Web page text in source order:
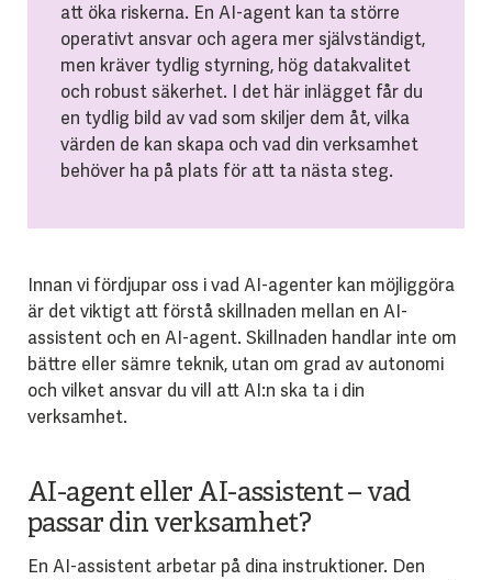
att öka riskerna. En AI-agent kan ta större
operativt ansvar och agera mer självständigt,
men kräver tydlig styrning, hög datakvalitet
och robust säkerhet. I det här inlägget får du
en tydlig bild av vad som skiljer dem åt, vilka
värden de kan skapa och vad din verksamhet
behöver ha på plats för att ta nästa steg.
Innan vi fördjupar oss i vad AI-agenter kan möjliggöra
är det viktigt att förstå skillnaden mellan en AI-
assistent och en AI-agent. Skillnaden handlar inte om
bättre eller sämre teknik, utan om grad av autonomi
och vilket ansvar du vill att AI:n ska ta i din
verksamhet.
AI-agent eller AI-assistent – vad
passar din verksamhet?
En AI-assistent arbetar på dina instruktioner. Den